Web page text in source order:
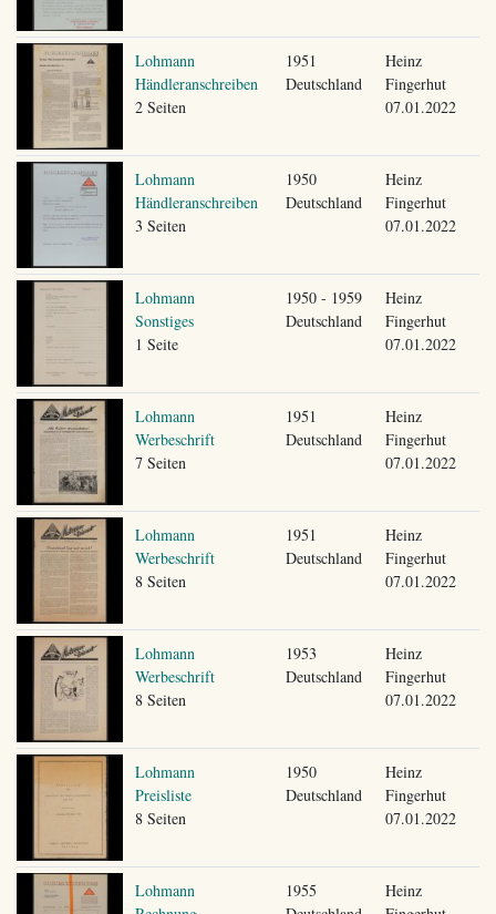
Lohmann
Händleranschreiben
2 Seiten
1951
Deutschland
Heinz
Fingerhut
07.01.2022
Lohmann
Händleranschreiben
3 Seiten
1950
Deutschland
Heinz
Fingerhut
07.01.2022
Lohmann
Sonstiges
1 Seite
1950 - 1959
Deutschland
Heinz
Fingerhut
07.01.2022
Lohmann
Werbeschrift
7 Seiten
1951
Deutschland
Heinz
Fingerhut
07.01.2022
Lohmann
Werbeschrift
8 Seiten
1951
Deutschland
Heinz
Fingerhut
07.01.2022
Lohmann
Werbeschrift
8 Seiten
1953
Deutschland
Heinz
Fingerhut
07.01.2022
Lohmann
Preisliste
8 Seiten
1950
Deutschland
Heinz
Fingerhut
07.01.2022
Lohmann
1955
Heinz